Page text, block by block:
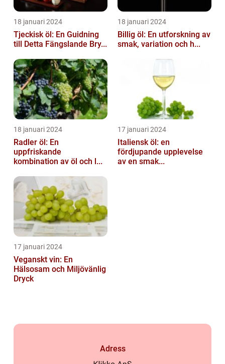
18 januari 2024
Tjeckisk öl: En Guidning
till Detta Fängslande Bry...
18 januari 2024
Billig öl: En utforskning av
smak, variation och h...
18 januari 2024
Radler öl: En
uppfriskande
kombination av öl och l...
17 januari 2024
Italiensk öl: en
fördjupande upplevelse
av en smak...
17 januari 2024
Veganskt vin: En
Hälsosam och Miljövänlig
Dryck
Adress